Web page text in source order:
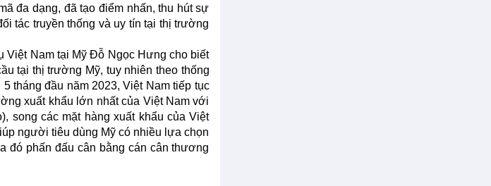
đa dạng, đã tạo điểm nhấn, thu hút sự
tác truyền thống và uy tín tại thị trường
Nam tại Mỹ Đỗ Ngọc Hưng cho biết
tại thị trường Mỹ, tuy nhiên theo thống
tháng đầu năm 2023, Việt Nam tiếp tục
xuất khẩu lớn nhất của Việt Nam với
song các mặt hàng xuất khẩu của Việt
người tiêu dùng Mỹ có nhiều lựa chọn
đó phấn đấu cân bằng cán cân thương